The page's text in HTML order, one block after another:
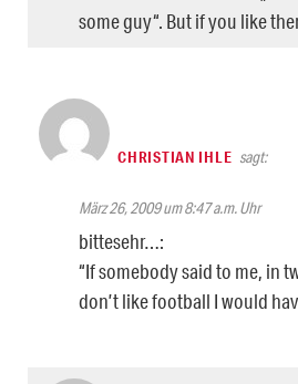
some guy“. But if you like
CHRISTIAN IHLE sagt:
März 26, 2009 um 8:47 a.m. Uhr
bittesehr…:
“If somebody said to me, in
don’t like football I would